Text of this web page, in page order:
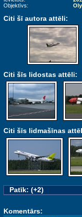
Objektīvs:
Citi šī autora attēli:
Citi šīs lidostas attēli:
Citi šīs lidmašīnas
Patīk: (+2)
Komentārs: